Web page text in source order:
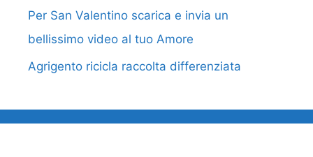
Per San Valentino scarica e invia un
bellissimo video al tuo Amore
Agrigento ricicla raccolta differenziata